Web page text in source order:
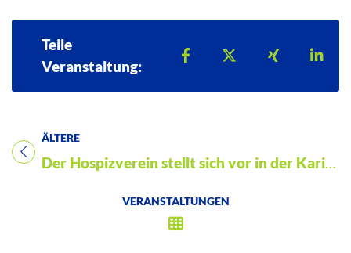
Teile
Veranstaltung:
Teilen auf Facebook
Teilen auf X
Teilen auf
ÄLTERE
Titel für Veranstaltung
Der Hospizverein stellt sich vor in der Karikaturen-Ausstellung „Man stirbt nur einmal“
VERANSTALTUNGEN